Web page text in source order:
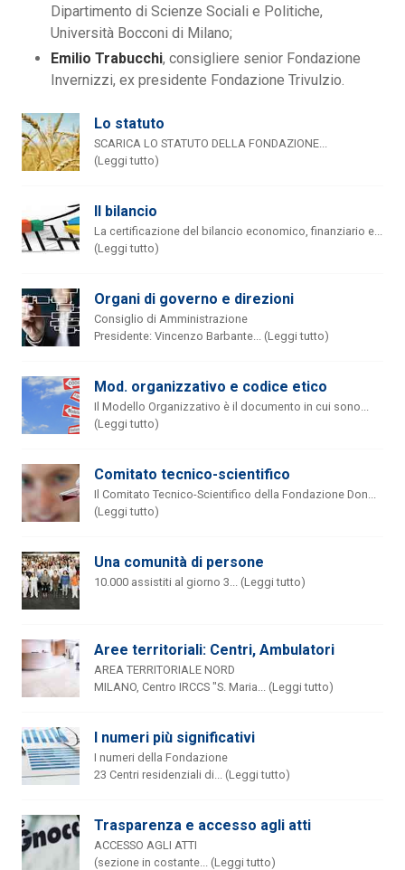
Dipartimento di Scienze Sociali e Politiche,
Università Bocconi di Milano;
Emilio Trabucchi, consigliere senior Fondazione
Invernizzi, ex presidente Fondazione Trivulzio.
Lo statuto
SCARICA LO STATUTO DELLA FONDAZIONE...
(Leggi tutto)
Il bilancio
La certificazione del bilancio economico, finanziario e...
(Leggi tutto)
Organi di governo e direzioni
Consiglio di Amministrazione
Presidente: Vincenzo Barbante... (Leggi tutto)
Mod. organizzativo e codice etico
Il Modello Organizzativo è il documento in cui sono...
(Leggi tutto)
Comitato tecnico-scientifico
Il Comitato Tecnico-Scientifico della Fondazione Don...
(Leggi tutto)
Una comunità di persone
10.000 assistiti al giorno 3... (Leggi tutto)
Aree territoriali: Centri, Ambulatori
AREA TERRITORIALE NORD
MILANO, Centro IRCCS "S. Maria... (Leggi tutto)
I numeri più significativi
I numeri della Fondazione
23 Centri residenziali di... (Leggi tutto)
Trasparenza e accesso agli atti
ACCESSO AGLI ATTI
(sezione in costante... (Leggi tutto)